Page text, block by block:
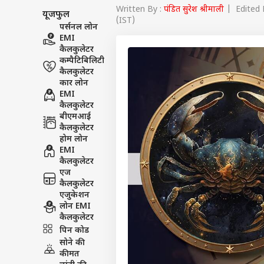
यूजफुल
पर्सनल लोन
EMI
कैलकुलेटर
कम्पैटिबिलिटी
कैलकुलेटर
कार लोन
EMI
कैलकुलेटर
बीएमआई
कैलकुलेटर
होम लोन
EMI
कैलकुलेटर
एज
कैलकुलेटर
एजुकेशन
लोन EMI
कैलकुलेटर
पिन कोड
सोने की
कीमत
Written By : पंडित सुरेश श्रीमाली | Edited
(IST)
हॅलो गेस्ट